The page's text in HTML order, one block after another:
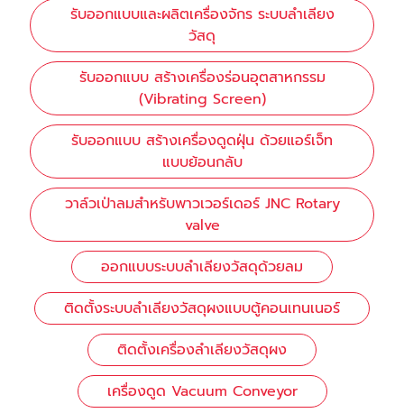
รับออกแบบและผลิตเครื่องจักร ระบบลำเลียง
วัสดุ
รับออกแบบ สร้างเครื่องร่อนอุตสาหกรรม
(Vibrating Screen)
รับออกแบบ สร้างเครื่องดูดฝุ่น ด้วยแอร์เจ็ท
แบบย้อนกลับ
วาล์วเป่าลมสำหรับพาวเวอร์เดอร์ JNC Rotary
valve
ออกแบบระบบลำเลียงวัสดุด้วยลม
ติดตั้งระบบลำเลียงวัสดุผงแบบตู้คอนเทนเนอร์
ติดตั้งเครื่องลำเลียงวัสดุผง
เครื่องดูด Vacuum Conveyor